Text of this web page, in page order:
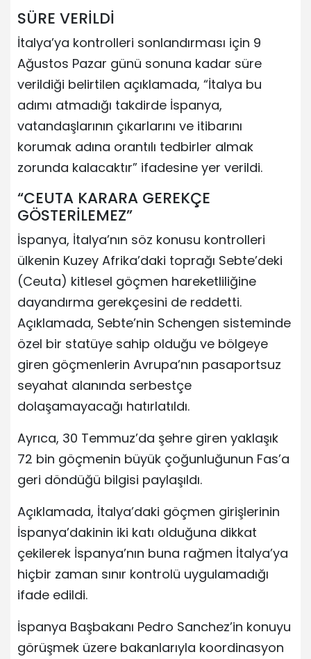
SÜRE VERİLDİ
İtalya’ya kontrolleri sonlandırması için 9
Ağustos Pazar günü sonuna kadar süre
verildiği belirtilen açıklamada, “İtalya bu
adımı atmadığı takdirde İspanya,
vatandaşlarının çıkarlarını ve itibarını
korumak adına orantılı tedbirler almak
zorunda kalacaktır” ifadesine yer verildi.
“CEUTA KARARA GEREKÇE
GÖSTERİLEMEZ”
İspanya, İtalya’nın söz konusu kontrolleri
ülkenin Kuzey Afrika’daki toprağı Sebte’deki
(Ceuta) kitlesel göçmen hareketliliğine
dayandırma gerekçesini de reddetti.
Açıklamada, Sebte’nin Schengen sisteminde
özel bir statüye sahip olduğu ve bölgeye
giren göçmenlerin Avrupa’nın pasaportsuz
seyahat alanında serbestçe
dolaşamayacağı hatırlatıldı.
Ayrıca, 30 Temmuz’da şehre giren yaklaşık
72 bin göçmenin büyük çoğunluğunun Fas’a
geri döndüğü bilgisi paylaşıldı.
Açıklamada, İtalya’daki göçmen girişlerinin
İspanya’dakinin iki katı olduğuna dikkat
çekilerek İspanya’nın buna rağmen İtalya’ya
hiçbir zaman sınır kontrolü uygulamadığı
ifade edildi.
İspanya Başbakanı Pedro Sanchez’in konuyu
görüşmek üzere bakanlarıyla koordinasyon